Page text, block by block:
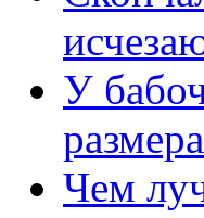
У
Чем